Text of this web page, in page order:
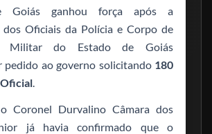
Goiás ganhou força após a
dos Oficiais da Polícia e Corpo de
Militar do Estado de Goiás
pedido ao governo solicitando 180
Coronel Durvalino Câmara dos
já havia confirmado que o